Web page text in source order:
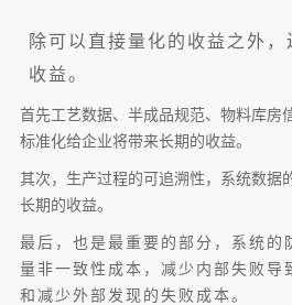
除可以直接量化的收益之外，
收益。
首先工艺数据、半成品规范、物料库房
标准化给企业将带来长期的收益。
其次，生产过程的可追溯性，系统数据
长期的收益。
最后，也是最重要的部分，系统的
量非一致性成本，减少内部失败导
和减少外部发现的失败成本。